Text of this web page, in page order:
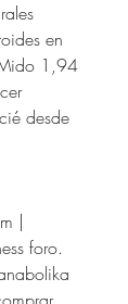
en
1,94
desde
|
foro.